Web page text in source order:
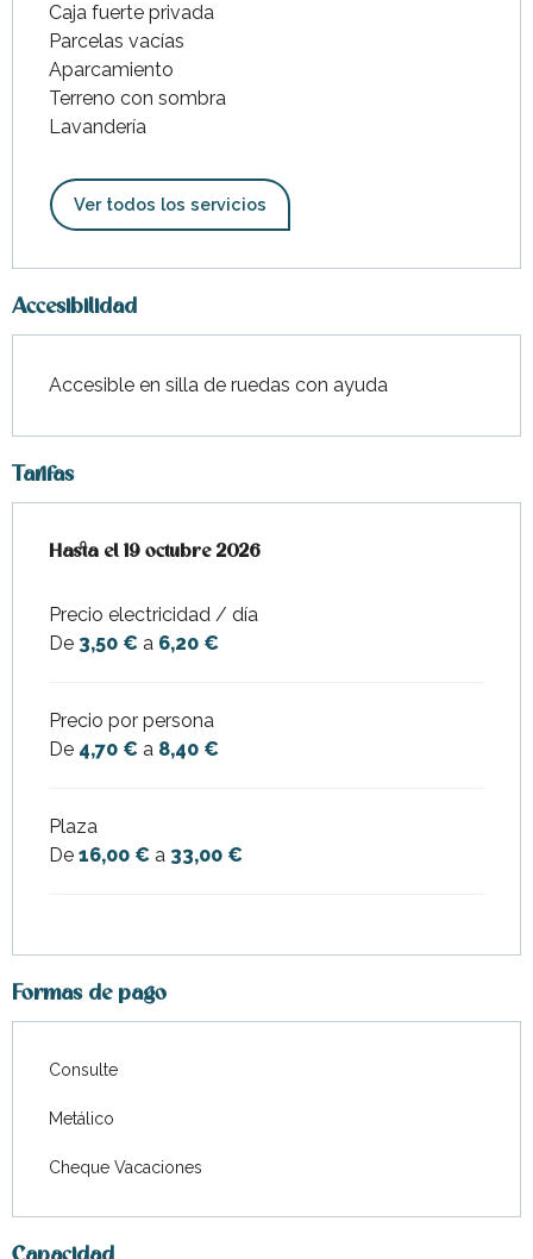
Caja fuerte privada
Parcelas vacías
Aparcamiento
Terreno con sombra
Lavandería
Ver todos los servicios
Accesibilidad
Accesible en silla de ruedas con ayuda
Tarifas
Desde 4 abril 2026 hasta
Hasta el19 octubre 2026
Precio electricidad / día
De 3,50 € a 6,20 €
Precio por persona
De 4,70 € a 8,40 €
Plaza
De 16,00 € a 33,00 €
Formas de pago
Consulte
Metálico
Cheque Vacaciones